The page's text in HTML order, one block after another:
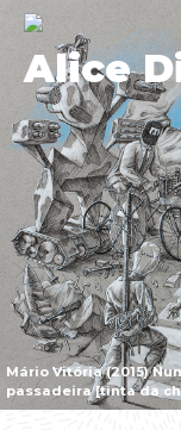
Mário Vitória (2015)
passadeira [tinta da
Alice